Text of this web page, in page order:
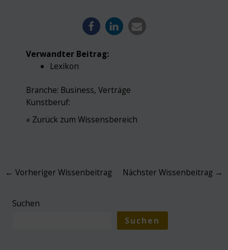
Verwandter Beitrag:
Lexikon
Branche: Business,Verträge
Kunstberuf:
« Zurück zum Wissensbereich
Post
← Vorheriger Wissenbeitrag Nächster Wissenbeitrag →
Suchen
Suchen